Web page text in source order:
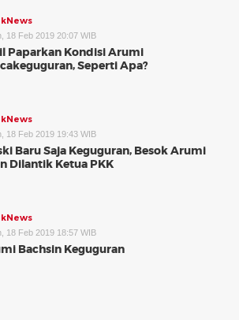
18 Feb 2019 20:07 WIB
Paparkan Kondisi Arumi
Seperti Apa?
18 Feb 2019 19:43 WIB
Baru Saja Keguguran, Besok Arumi
Dilantik Ketua PKK
18 Feb 2019 18:57 WIB
Bachsin Keguguran